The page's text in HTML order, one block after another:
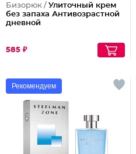
Бизорюк / Улиточный крем
без запаха Антивозрастной
дневной
585 ₽
Рекомендуем